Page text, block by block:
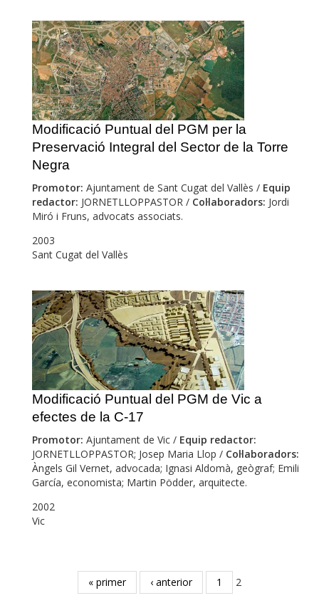
Modificació Puntual del PGM per la
Preservació Integral del Sector de la Torre
Negra
Promotor: Ajuntament de Sant Cugat del Vallès / Equip
redactor: JORNETLLOPPASTOR / Col·laboradors: Jordi
Miró i Fruns, advocats associats.
2003
Sant Cugat del Vallès
Modificació Puntual del PGM de Vic a
efectes de la C-17
Promotor: Ajuntament de Vic / Equip redactor:
JORNETLLOPPASTOR; Josep Maria Llop / Col·laboradors:
Àngels Gil Vernet, advocada; Ignasi Aldomà, geògraf; Emili
García, economista; Martin Pödder, arquitecte.
2002
Vic
« primer ‹ anterior 1 2